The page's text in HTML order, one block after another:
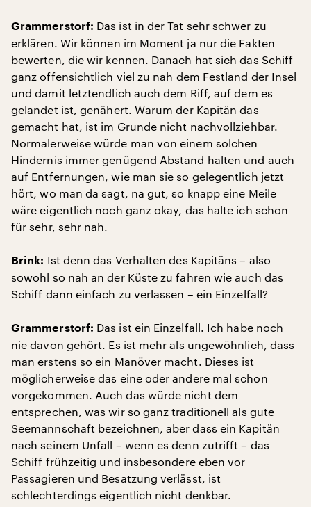
Grammerstorf: Das ist in der Tat sehr schwer zu
erklären. Wir können im Moment ja nur die Fakten
bewerten, die wir kennen. Danach hat sich das Schiff
ganz offensichtlich viel zu nah dem Festland der Insel
und damit letztendlich auch dem Riff, auf dem es
gelandet ist, genähert. Warum der Kapitän das
gemacht hat, ist im Grunde nicht nachvollziehbar.
Normalerweise würde man von einem solchen
Hindernis immer genügend Abstand halten und auch
auf Entfernungen, wie man sie so gelegentlich jetzt
hört, wo man da sagt, na gut, so knapp eine Meile
wäre eigentlich noch ganz okay, das halte ich schon
für sehr, sehr nah.
Brink: Ist denn das Verhalten des Kapitäns – also
sowohl so nah an der Küste zu fahren wie auch das
Schiff dann einfach zu verlassen – ein Einzelfall?
Grammerstorf: Das ist ein Einzelfall. Ich habe noch
nie davon gehört. Es ist mehr als ungewöhnlich, dass
man erstens so ein Manöver macht. Dieses ist
möglicherweise das eine oder andere mal schon
vorgekommen. Auch das würde nicht dem
entsprechen, was wir so ganz traditionell als gute
Seemannschaft bezeichnen, aber dass ein Kapitän
nach seinem Unfall – wenn es denn zutrifft – das
Schiff frühzeitig und insbesondere eben vor
Passagieren und Besatzung verlässt, ist
schlechterdings eigentlich nicht denkbar.